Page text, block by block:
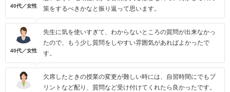
40代／女性
策をするべきかなと振り返って思います。
40代／女性
先生に気を使いすぎて、わからないところの質問が出来なかっ
たので、もう少し質問をしやすい雰囲気があればよかったで
す。
欠席したときの授業の変更が難しい時には、自習時間にでもプ
リントなど配り、質問など受け付けてくれたら良かったです。